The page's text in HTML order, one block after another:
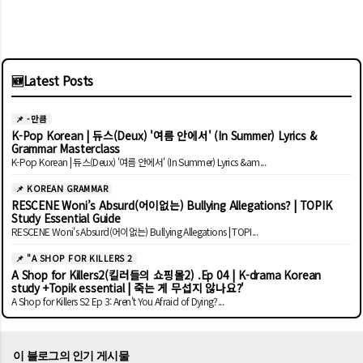
🆕Latest Posts
📌 -만큼
K-Pop Korean | 듀스(Deux) '여름 안에서' (In Summer) Lyrics &
Grammar Masterclass
K-Pop Korean | 듀스(Deux) '여름 안에서' (In Summer) Lyrics &am...
📌 KOREAN GRAMMAR
RESCENE Woni’s Absurd(어이없는) Bullying Allegations? | TOPIK
Study Essential Guide
RESCENE Woni's Absurd(어이없는) Bullying Allegations | TOPI...
📌 "A SHOP FOR KILLERS 2
A Shop for Killers2(킬러들의 쇼핑몰2) .Ep 04 | K-drama Korean
study +Topik essential | 죽는 게 무섭지 않나요?'
A Shop for Killers S2 Ep 3: Aren't You Afraid of Dying?...
이 블로그의 인기 게시물